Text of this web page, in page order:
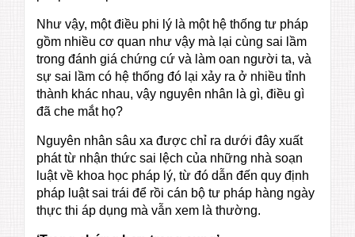
Như vậy, một điều phi lý là một hệ thống tư pháp
gồm nhiều cơ quan như vậy mà lại cùng sai lầm
trong đánh giá chứng cứ và làm oan người ta, và
sự sai lầm có hệ thống đó lại xảy ra ở nhiều tỉnh
thành khác nhau, vậy nguyên nhân là gì, điều gì
đã che mắt họ?
Nguyên nhân sâu xa được chỉ ra dưới đây xuất
phát từ nhận thức sai lệch của những nhà soạn
luật về khoa học pháp lý, từ đó dẫn đến quy định
pháp luật sai trái để rồi cán bộ tư pháp hàng ngày
thực thi áp dụng mà vẫn xem là thường.